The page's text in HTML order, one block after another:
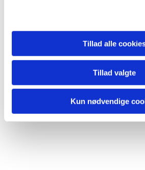
Tillad alle
Tillad valgte
Kun nødvendige
Du vil måske
lide...